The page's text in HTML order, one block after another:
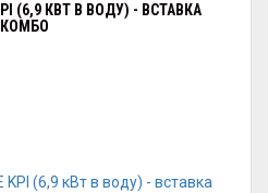
(6,9 КВТ В ВОДУ) - ВСТАВКА
КОМБО